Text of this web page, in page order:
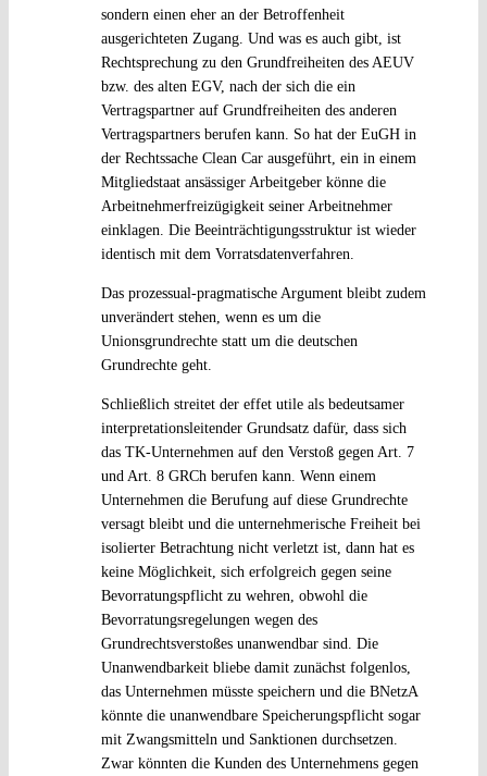
sondern einen eher an der Betroffenheit
ausgerichteten Zugang. Und was es auch gibt, ist
Rechtsprechung zu den Grundfreiheiten des AEUV
bzw. des alten EGV, nach der sich die ein
Vertragspartner auf Grundfreiheiten des anderen
Vertragspartners berufen kann. So hat der EuGH in
der Rechtssache Clean Car ausgeführt, ein in einem
Mitgliedstaat ansässiger Arbeitgeber könne die
Arbeitnehmerfreizügigkeit seiner Arbeitnehmer
einklagen. Die Beeinträchtigungsstruktur ist wieder
identisch mit dem Vorratsdatenverfahren.
Das prozessual-pragmatische Argument bleibt zudem
unverändert stehen, wenn es um die
Unionsgrundrechte statt um die deutschen
Grundrechte geht.
Schließlich streitet der effet utile als bedeutsamer
interpretationsleitender Grundsatz dafür, dass sich
das TK-Unternehmen auf den Verstoß gegen Art. 7
und Art. 8 GRCh berufen kann. Wenn einem
Unternehmen die Berufung auf diese Grundrechte
versagt bleibt und die unternehmerische Freiheit bei
isolierter Betrachtung nicht verletzt ist, dann hat es
keine Möglichkeit, sich erfolgreich gegen seine
Bevorratungspflicht zu wehren, obwohl die
Bevorratungsregelungen wegen des
Grundrechtsverstoßes unanwendbar sind. Die
Unanwendbarkeit bliebe damit zunächst folgenlos,
das Unternehmen müsste speichern und die BNetzA
könnte die unanwendbare Speicherungspflicht sogar
mit Zwangsmitteln und Sanktionen durchsetzen.
Zwar könnten die Kunden des Unternehmens gegen